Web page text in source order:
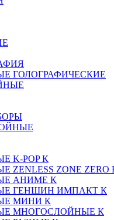
ГОЛОГРАФИЧЕСКИЕ
K-POP К
ZONE ZERO
АНИМЕ К
ГЕНШИН ИМПАКТ К
МИНИ К
МНОГОСЛОЙНЫЕ К